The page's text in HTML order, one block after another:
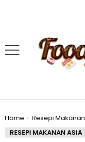
You are here:
Home Resepi Makanan Asia
RESEPI MAKANAN ASIA